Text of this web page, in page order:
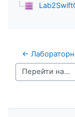
←
Перейти на...